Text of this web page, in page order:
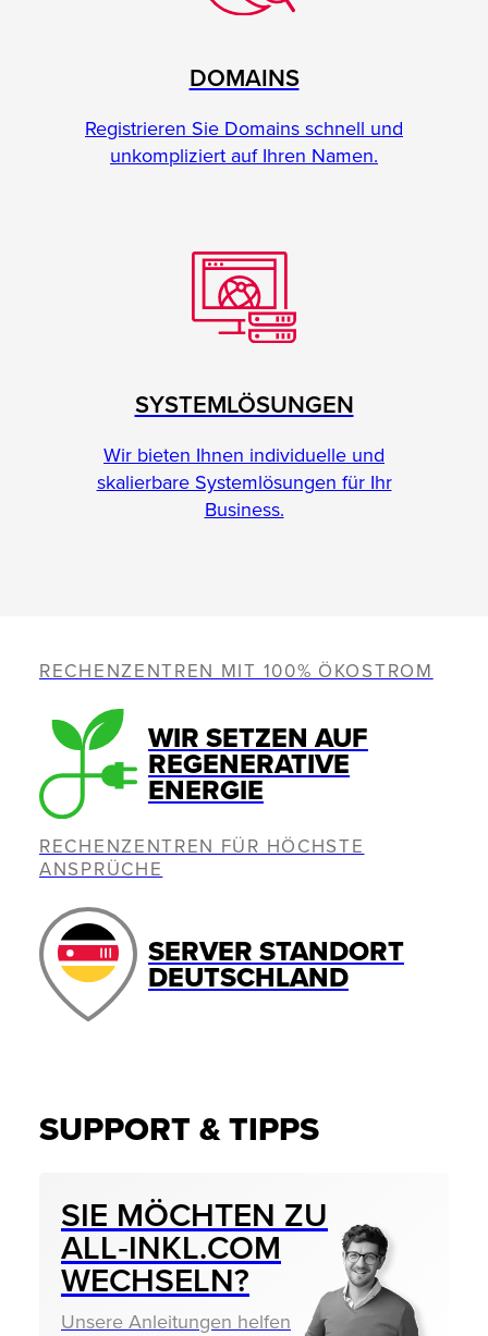
DOMAINS
Registrieren Sie Domains schnell und
unkompliziert auf Ihren Namen.
SYSTEMLÖSUNGEN
Wir bieten Ihnen individuelle und
skalierbare Systemlösungen für Ihr
Business.
RECHENZENTREN MIT 100% ÖKOSTROM
WIR SETZEN AUF
REGENERATIVE
ENERGIE
RECHENZENTREN FÜR HÖCHSTE
ANSPRÜCHE
SERVER STANDORT
DEUTSCHLAND
SUPPORT & TIPPS
SIE MÖCHTEN ZU
ALL‑INKL.COM
WECHSELN?
Unsere Anleitungen helfen